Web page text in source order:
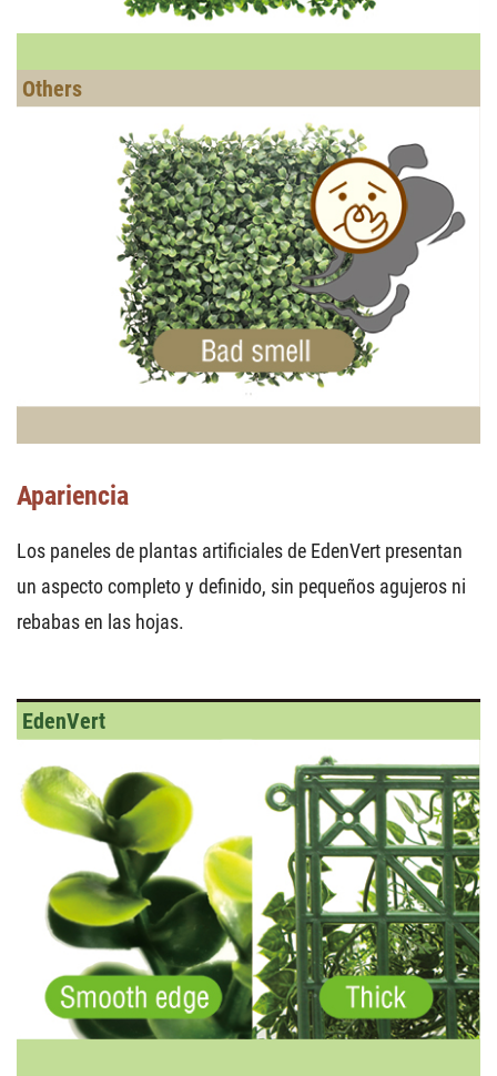
Apariencia
Los paneles de plantas artificiales de EdenVert presentan
un aspecto completo y definido, sin pequeños agujeros ni
rebabas en las hojas.